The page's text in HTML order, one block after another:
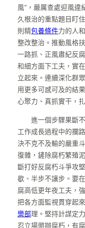
風”，嚴厲查處迎風違
久根治的重點題目盯
則精包養條件力的人
整改整治。推動風格
一路抓、正風肅紀反
和細方面下工夫，實
立起來。連續深化群
用更多可感可及的結
心聚力、真抓實干，
進一個步驟果斷
工作成長過程中的攔
決不克不及輸的嚴重
復雜，鏟除腐朽繁殖
斷打好反腐朽斗爭攻
歇、半步不讓步。要
腐高低更年夜工夫，
把各方面監視貫穿起
樂部理。堅持計謀定
忍立場懲辦腐朽，有